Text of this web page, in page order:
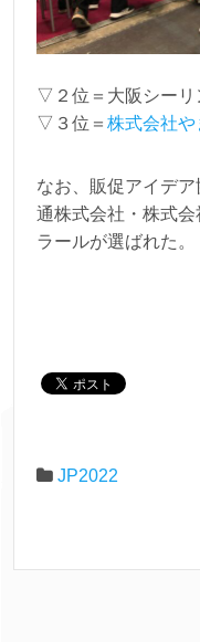
▽２位＝大阪シーリ
▽３位＝ 株式会社や
なお、販促アイデ
通株式会社・株式
ラールが選ばれた。
JP2022